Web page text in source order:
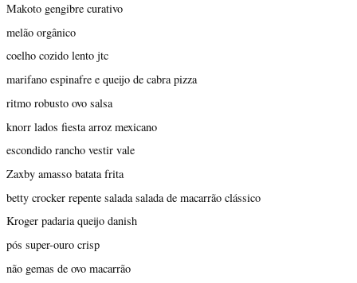
Makoto gengibre curativo
melão orgânico
coelho cozido lento jtc
marifano espinafre e queijo de cabra pizza
ritmo robusto ovo salsa
knorr lados fiesta arroz mexicano
escondido rancho vestir vale
Zaxby amasso batata frita
betty crocker repente salada salada de macarrão clássico
Kroger padaria queijo danish
pós super-ouro crisp
não gemas de ovo macarrão